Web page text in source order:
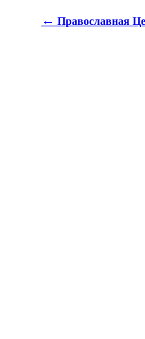
← Православная